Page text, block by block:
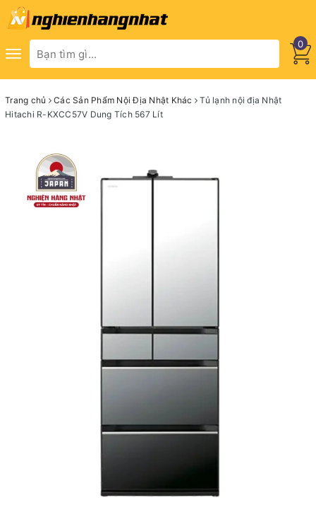
Toggle
0
Trang chủ Các Sản Phẩm Nội Địa Nhật Khác
Tủ lạnh nội địa Nhật
Hitachi R-KXCC57V Dung Tích 567 Lít